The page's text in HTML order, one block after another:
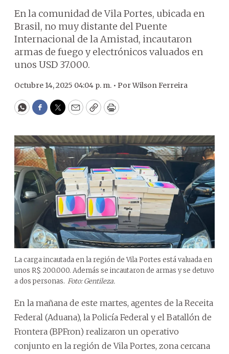
En la comunidad de Vila Portes, ubicada en
Brasil, no muy distante del Puente
Internacional de la Amistad, incautaron
armas de fuego y electrónicos valuados en
unos USD 37.000.
Octubre 14, 2025 04:04 p. m. • PorWilson Ferreira
WhatsApp
Facebook
Twitter
EmailCopyPrint
La carga incautada en la región de Vila Portes está valuada en
unos R$ 200.000. Además se incautaron de armas y se detuvo
a dos personas. Foto: Gentileza.
En la mañana de este martes, agentes de la Receita
Federal (Aduana), la Policía Federal y el Batallón de
Frontera (BPFron) realizaron un operativo
conjunto en la región de Vila Portes, zona cercana